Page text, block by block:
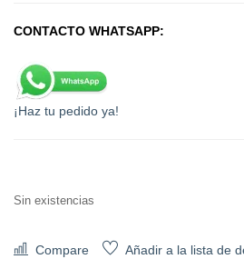
CONTACTO WHATSAPP:
¡Haz tu pedido ya!
Sin existencias
Compare Añadir a la lista de